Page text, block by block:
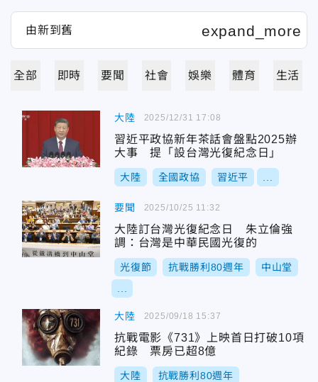
全部 即時 要聞 社會 娛樂 體育 生活
大陸
習近平政協新年茶話會盤點2025辦
大事 提「設台灣光復紀念日」
大陸 全國政協 習近平
2025/12/31 17:08
要聞
大陸訂台灣光復紀念日 朱立倫強
調：台灣是中華民國光復的
光復節 抗戰勝利80週年 中山堂
2025/10/25 11:32
大陸
抗戰電影《731》上映首日打破10項
紀錄 票房已超8億
大陸 抗戰勝利80週年
2025/09/18 15:37